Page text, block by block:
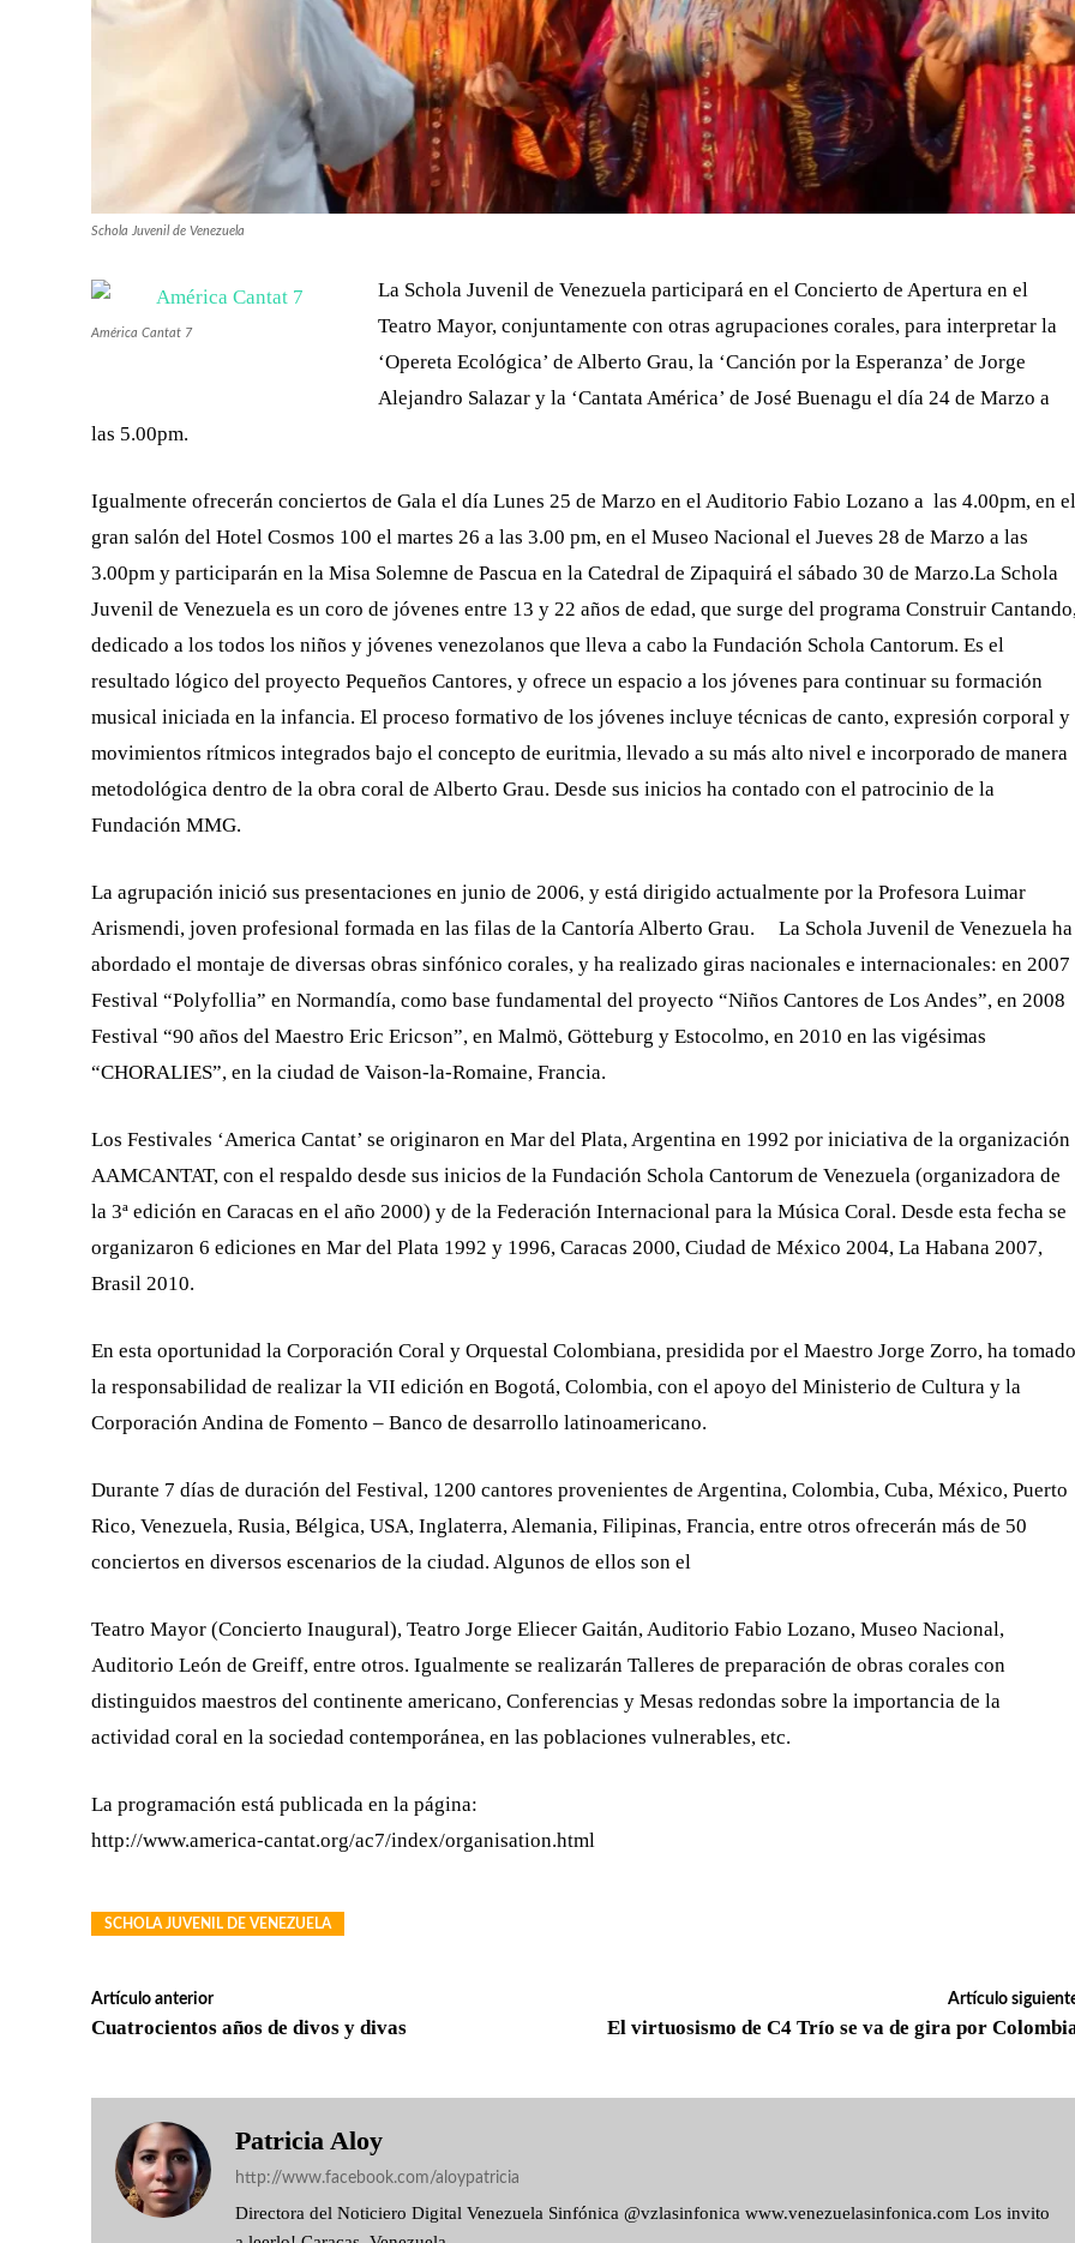
Schola Juvenil de Venezuela
América Cantat 7
La Schola Juvenil de Venezuela participará en el Concierto de Apertura en el
Teatro Mayor, conjuntamente con otras agrupaciones corales, para interpretar la
‘Opereta Ecológica’ de Alberto Grau, la ‘Canción por la Esperanza’ de Jorge
Alejandro Salazar y la ‘Cantata América’ de José Buenagu el día 24 de Marzo a
las 5.00pm.
Igualmente ofrecerán conciertos de Gala el día Lunes 25 de Marzo en el Auditorio Fabio Lozano a las 4.00pm, en el
gran salón del Hotel Cosmos 100 el martes 26 a las 3.00 pm, en el Museo Nacional el Jueves 28 de Marzo a las
3.00pm y participarán en la Misa Solemne de Pascua en la Catedral de Zipaquirá el sábado 30 de Marzo.La Schola
Juvenil de Venezuela es un coro de jóvenes entre 13 y 22 años de edad, que surge del programa Construir
dedicado a los todos los niños y jóvenes venezolanos que lleva a cabo la Fundación Schola Cantorum. Es el
resultado lógico del proyecto Pequeños Cantores, y ofrece un espacio a los jóvenes para continuar su formación
musical iniciada en la infancia. El proceso formativo de los jóvenes incluye técnicas de canto, expresión corporal y
movimientos rítmicos integrados bajo el concepto de euritmia, llevado a su más alto nivel e incorporado de manera
metodológica dentro de la obra coral de Alberto Grau. Desde sus inicios ha contado con el patrocinio de la
Fundación MMG.
La agrupación inició sus presentaciones en junio de 2006, y está dirigido actualmente por la Profesora Luimar
Arismendi, joven profesional formada en las filas de la Cantoría Alberto Grau. La Schola Juvenil de Venezuela ha
abordado el montaje de diversas obras sinfónico corales, y ha realizado giras nacionales e internacionales: en 2007
Festival “Polyfollia” en Normandía, como base fundamental del proyecto “Niños Cantores de Los Andes”, en 2008
Festival “90 años del Maestro Eric Ericson”, en Malmö, Götteburg y Estocolmo, en 2010 en las vigésimas
“CHORALIES”, en la ciudad de Vaison-la-Romaine, Francia.
Los Festivales ‘America Cantat’ se originaron en Mar del Plata, Argentina en 1992 por iniciativa de la organización
AAMCANTAT, con el respaldo desde sus inicios de la Fundación Schola Cantorum de Venezuela (organizadora de
la 3ª edición en Caracas en el año 2000) y de la Federación Internacional para la Música Coral. Desde esta fecha se
organizaron 6 ediciones en Mar del Plata 1992 y 1996, Caracas 2000, Ciudad de México 2004, La Habana 2007,
Brasil 2010.
En esta oportunidad la Corporación Coral y Orquestal Colombiana, presidida por el Maestro Jorge Zorro, ha tomado
la responsabilidad de realizar la VII edición en Bogotá, Colombia, con el apoyo del Ministerio de Cultura y la
Corporación Andina de Fomento – Banco de desarrollo latinoamericano.
Durante 7 días de duración del Festival, 1200 cantores provenientes de Argentina, Colombia, Cuba, México, Puerto
Rico, Venezuela, Rusia, Bélgica, USA, Inglaterra, Alemania, Filipinas, Francia, entre otros ofrecerán más de 50
conciertos en diversos escenarios de la ciudad. Algunos de ellos son el
Teatro Mayor (Concierto Inaugural), Teatro Jorge Eliecer Gaitán, Auditorio Fabio Lozano, Museo Nacional,
Auditorio León de Greiff, entre otros. Igualmente se realizarán Talleres de preparación de obras corales con
distinguidos maestros del continente americano, Conferencias y Mesas redondas sobre la importancia de la
actividad coral en la sociedad contemporánea, en las poblaciones vulnerables, etc.
La programación está publicada en la página:
http://www.america-cantat.org/ac7/index/organisation.html
SCHOLA JUVENIL DE VENEZUELA
Artículo anterior
Cuatrocientos años de divos y divas
Artículo
El virtuosismo de C4 Trío se va de gira por
Patricia Aloy
http://www.facebook.com/aloypatricia
Directora del Noticiero Digital Venezuela Sinfónica @vzlasinfonica www.venezuelasinfonica.com Los invito